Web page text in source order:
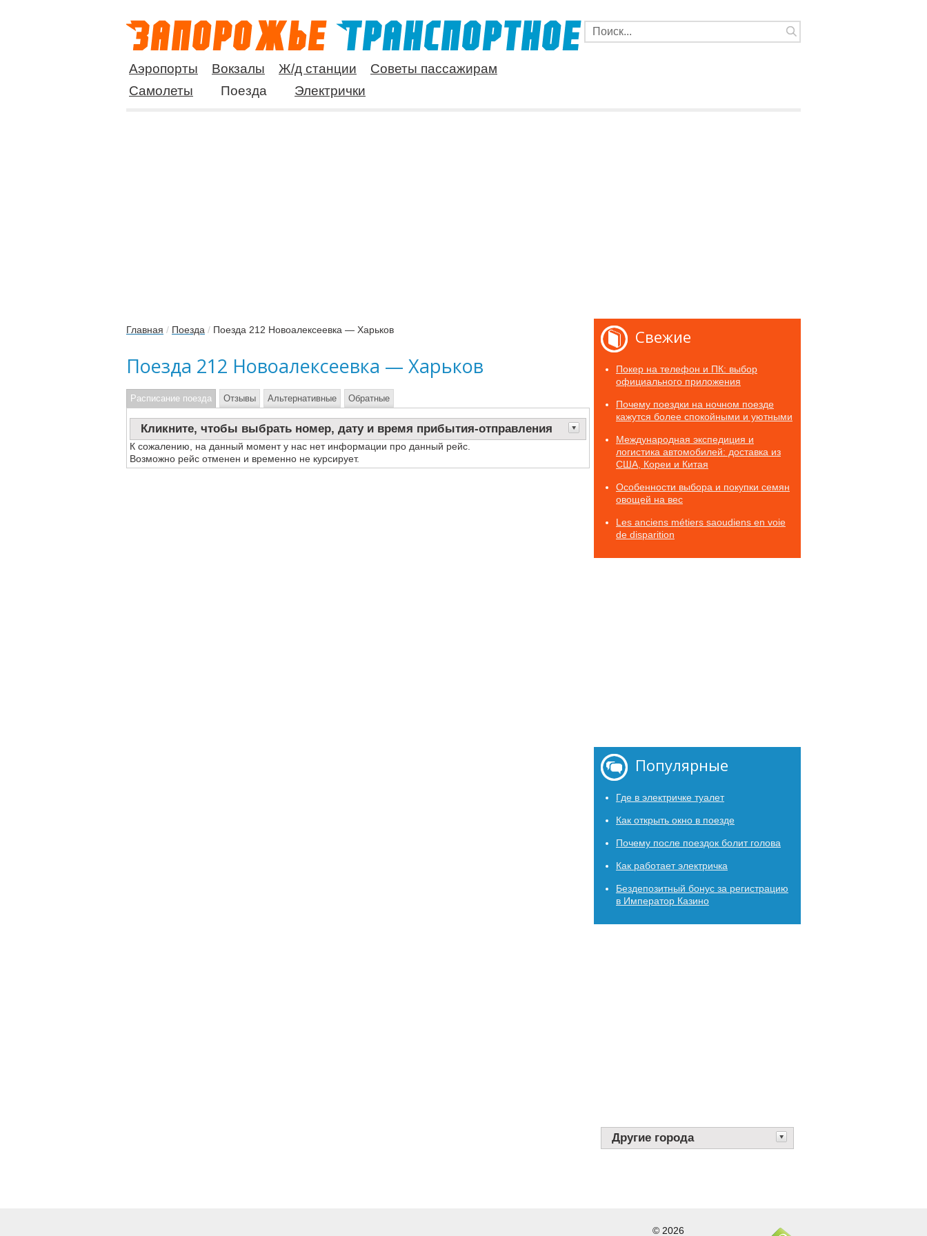
Аэропорты Вокзалы Ж/д станции
Советы пассажирам
Самолеты
Поезда Электрички
Главная / Поезда / Поезда 212 Новоалексеевка — Харьков
Поезда 212 Новоалексеевка — Харьков
Расписание поезда
Кликните, чтобы выбрать номер, дату и время прибытия-отправления
К сожалению, на данный момент у нас нет информации про данный рейс.
Возможно рейс отменен и временно не курсирует.
Отзывы Альтернативные Обратные
Свежие
Покер на телефон и ПК: выбор
официального приложения
Почему поездки на ночном поезде
кажутся более спокойными и уютными
Международная экспедиция и
логистика автомобилей: доставка из
США, Кореи и Китая
Особенности выбора и покупки семян
овощей на вес
Les anciens métiers saoudiens en voie
de disparition
Популярные
Где в электричке туалет
Как открыть окно в поезде
Почему после поездок болит голова
Как работает электричка
Бездепозитный бонус за регистрацию
в Император Казино
Другие города
© 2026